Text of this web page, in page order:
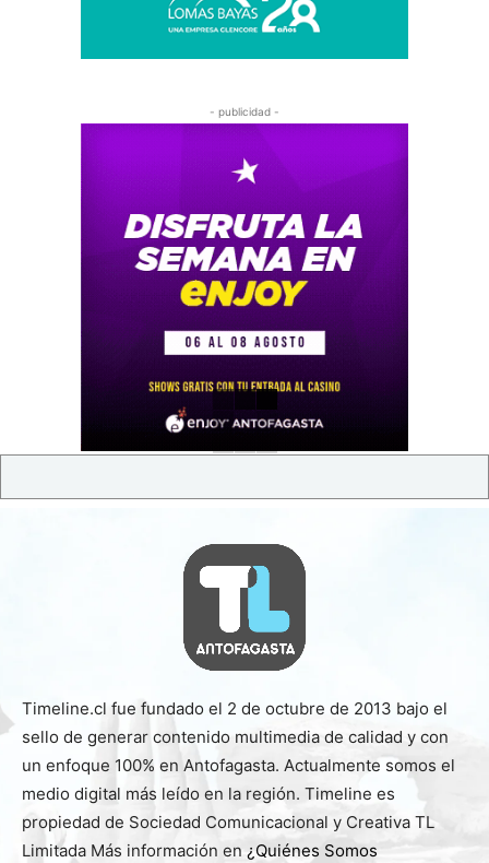
- publicidad -
Timeline.cl fue fundado el 2 de octubre de 2013 bajo el
sello de generar contenido multimedia de calidad y con
un enfoque 100% en Antofagasta. Actualmente somos el
medio digital más leído en la región. Timeline es
propiedad de Sociedad Comunicacional y Creativa TL
Limitada Más información en ¿Quiénes Somos